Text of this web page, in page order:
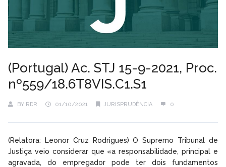
(Portugal) Ac. STJ 15-9-2021, Proc.
nº559/18.6T8VIS.C1.S1
BY RDR 01/10/2021 JURISPRUDÊNCIA 0
(Relatora: Leonor Cruz Rodrigues) O Supremo Tribunal de
Justiça veio considerar que «a responsabilidade, principal e
agravada, do empregador pode ter dois fundamentos